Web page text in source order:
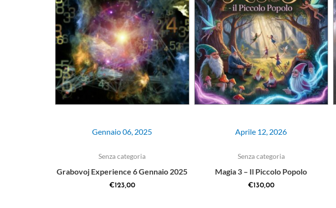
Gennaio 06, 2025
Senza categoria
Grabovoj Experience 6 Gennaio 2025
€123,00
Aprile 12, 2026
Senza categoria
Magia 3 – Il Piccolo Popolo
€130,00